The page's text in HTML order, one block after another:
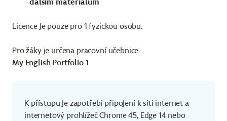
dalším materiálům
Licence je pouze pro 1 fyzickou osobu.
Pro žáky je určena pracovní učebnice
My English Portfolio 1
K přístupu je zapotřebí připojení k síti internet a
internetový prohlížeč Chrome 45, Edge 14 nebo